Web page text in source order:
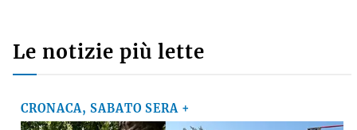
Le notizie più lette
CRONACA, SABATO SERA +